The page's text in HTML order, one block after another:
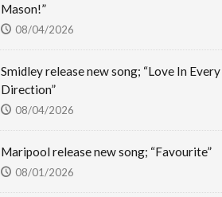
Mason!”
08/04/2026
Smidley release new song; “Love In Every
Direction”
08/04/2026
Maripool release new song; “Favourite”
08/01/2026